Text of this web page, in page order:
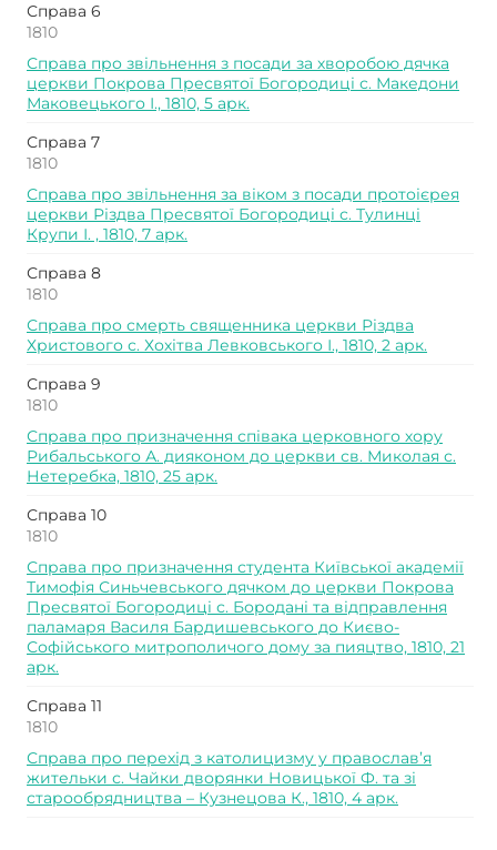
Справа 6
1810
Справа про звільнення з посади за хворобою дячка
церкви Покрова Пресвятої Богородиці с. Македони
Маковецького І., 1810, 5 арк.
Справа 7
1810
Справа про звільнення за віком з посади протоієрея
церкви Різдва Пресвятої Богородиці с. Тулинці
Крупи І. , 1810, 7 арк.
Справа 8
1810
Справа про смерть священника церкви Різдва
Христового с. Хохітва Левковського І., 1810, 2 арк.
Справа 9
1810
Справа про призначення співака церковного хору
Рибальського А. дияконом до церкви св. Миколая с.
Нетеребка, 1810, 25 арк.
Справа 10
1810
Справа про призначення студента Київської академії
Тимофія Синьчевського дячком до церкви Покрова
Пресвятої Богородиці с. Бородані та відправлення
паламаря Василя Бардишевського до Києво-
Софійського митрополичого дому за пияцтво, 1810, 21
арк.
Справа 11
1810
Справа про перехід з католицизму у православ’я
жительки с. Чайки дворянки Новицької Ф. та зі
старообрядництва – Кузнецова К., 1810, 4 арк.